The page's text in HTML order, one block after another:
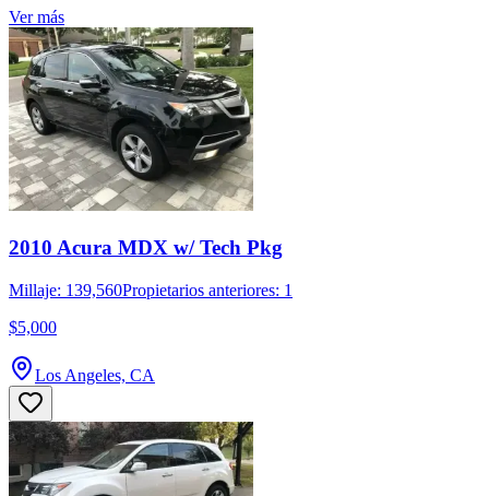
Ver más
2010 Acura MDX w/ Tech Pkg
Millaje: 139,560Propietarios anteriores: 1
$5,000
Los Angeles, CA